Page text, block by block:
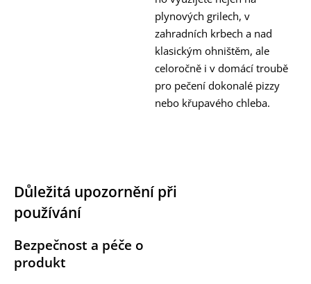
plynových grilech, v
zahradních krbech a nad
klasickým ohništěm, ale
celoročně i v domácí troubě
pro pečení dokonalé pizzy
nebo křupavého chleba.
Důležitá upozornění při
používání
Bezpečnost a péče o
produkt